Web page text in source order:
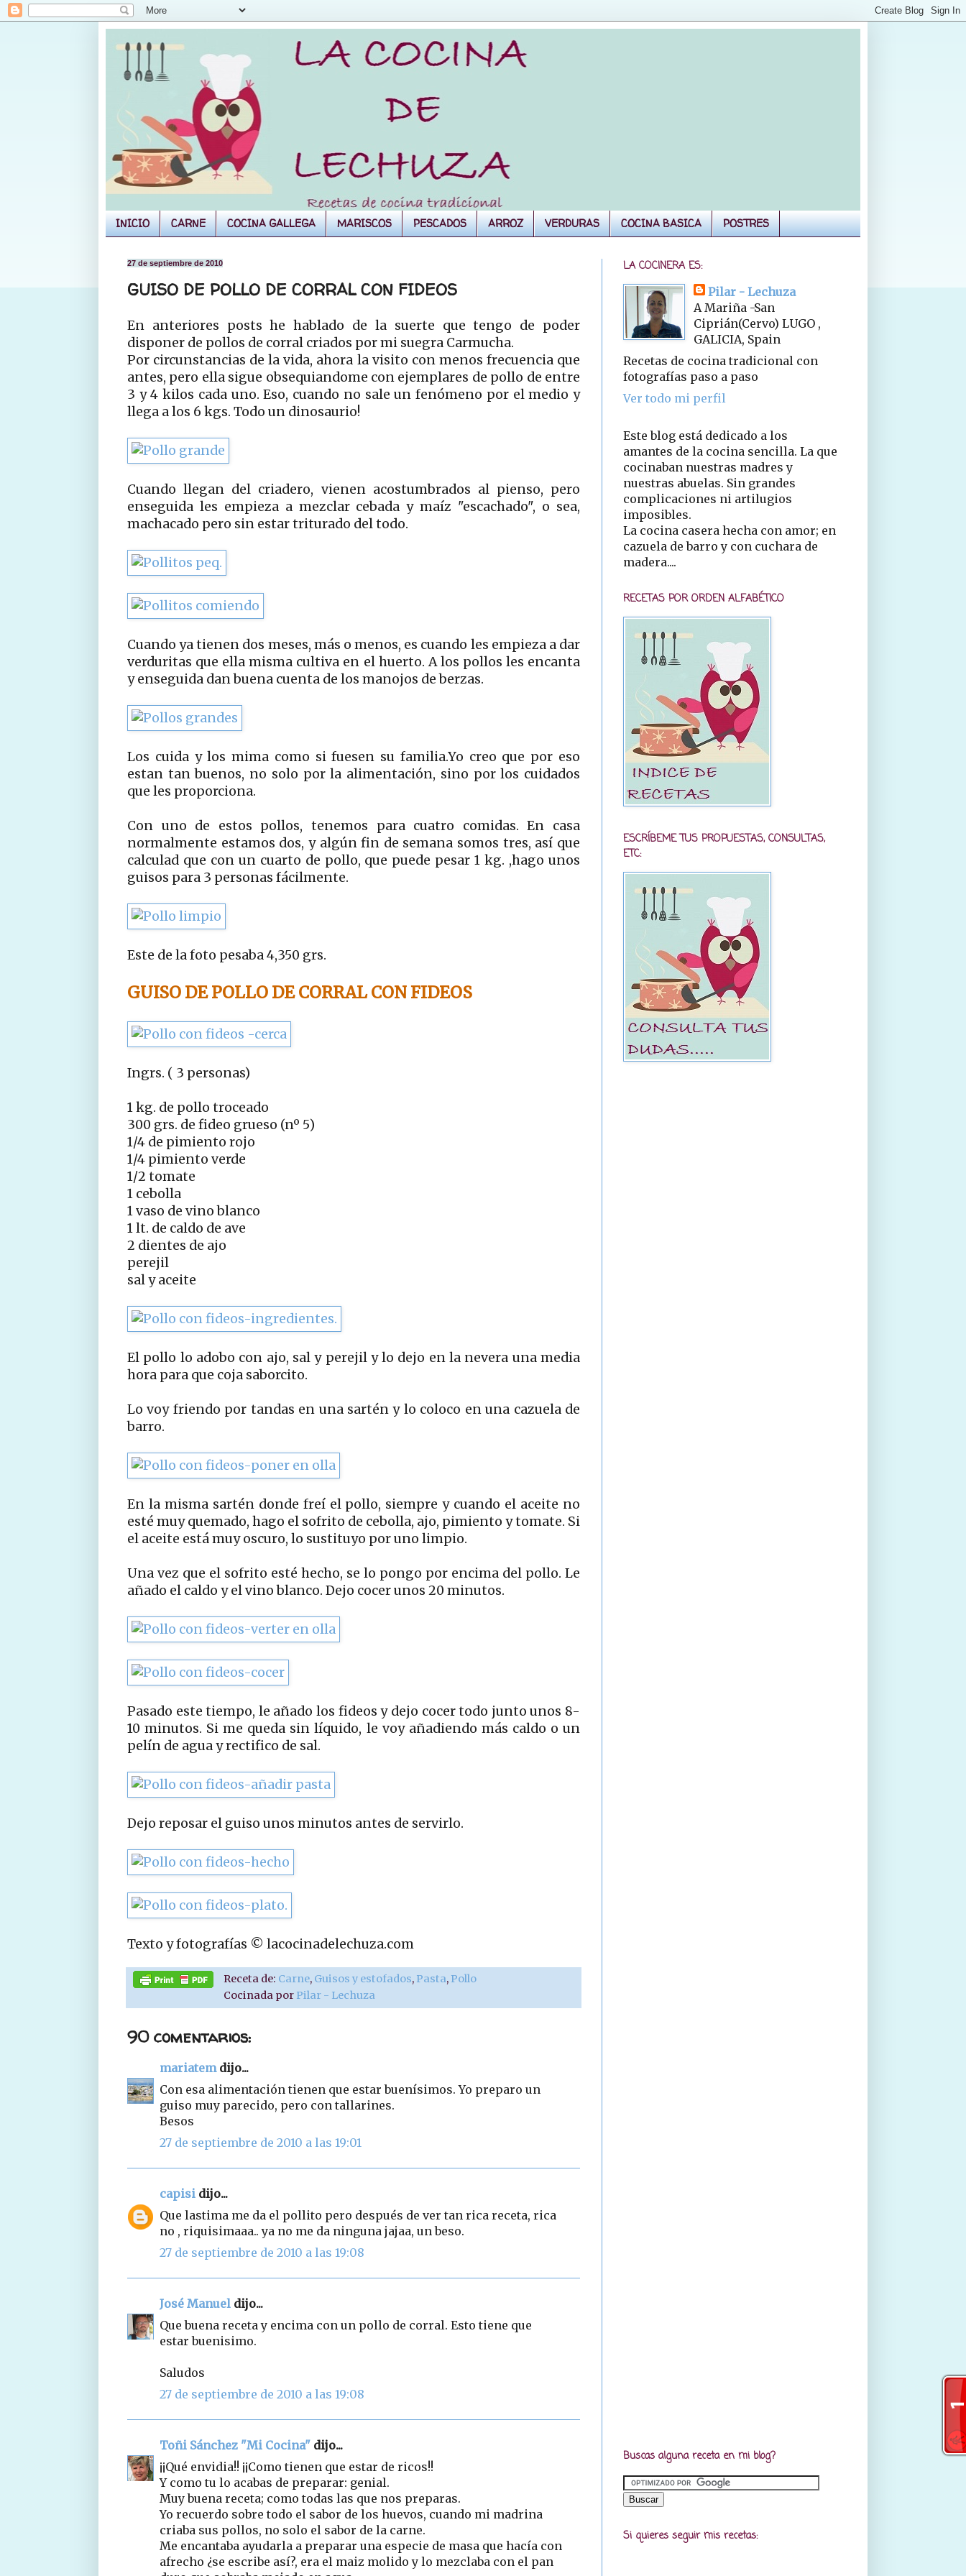
INICIO CARNE COCINA GALLEGA MARISCOS PESCADOS ARROZ VERDURAS COCINA BASICA POSTRES
27 de septiembre de 2010
GUISO DE POLLO DE CORRAL CON FIDEOS
En anteriores posts he hablado de la suerte que tengo de poder
disponer de pollos de corral criados por mi suegra Carmucha.
Por circunstancias de la vida, ahora la visito con menos frecuencia que
antes, pero ella sigue obsequiandome con ejemplares de pollo de entre
3 y 4 kilos cada uno. Eso, cuando no sale un fenómeno por el medio y
llega a los 6 kgs. Todo un dinosaurio!
Cuando llegan del criadero, vienen acostumbrados al pienso, pero
enseguida les empieza a mezclar cebada y maíz "escachado", o sea,
machacado pero sin estar triturado del todo.
Cuando ya tienen dos meses, más o menos, es cuando les empieza a dar
verduritas que ella misma cultiva en el huerto. A los pollos les encanta
y enseguida dan buena cuenta de los manojos de berzas.
Los cuida y los mima como si fuesen su familia.Yo creo que por eso
estan tan buenos, no solo por la alimentación, sino por los cuidados
que les proporciona.
Con uno de estos pollos, tenemos para cuatro comidas. En casa
normalmente estamos dos, y algún fin de semana somos tres, así que
calculad que con un cuarto de pollo, que puede pesar 1 kg. ,hago unos
guisos para 3 personas fácilmente.
Este de la foto pesaba 4,350 grs.
GUISO DE POLLO DE CORRAL CON FIDEOS
Ingrs. ( 3 personas)
1 kg. de pollo troceado
300 grs. de fideo grueso (nº 5)
1/4 de pimiento rojo
1/4 pimiento verde
1/2 tomate
1 cebolla
1 vaso de vino blanco
1 lt. de caldo de ave
2 dientes de ajo
perejil
sal y aceite
El pollo lo adobo con ajo, sal y perejil y lo dejo en la nevera una media
hora para que coja saborcito.
Lo voy friendo por tandas en una sartén y lo coloco en una cazuela de
barro.
En la misma sartén donde freí el pollo, siempre y cuando el aceite no
esté muy quemado, hago el sofrito de cebolla, ajo, pimiento y tomate. Si
el aceite está muy oscuro, lo sustituyo por uno limpio.
Una vez que el sofrito esté hecho, se lo pongo por encima del pollo. Le
añado el caldo y el vino blanco. Dejo cocer unos 20 minutos.
Pasado este tiempo, le añado los fideos y dejo cocer todo junto unos 8-
10 minutos. Si me queda sin líquido, le voy añadiendo más caldo o un
pelín de agua y rectifico de sal.
Dejo reposar el guiso unos minutos antes de servirlo.
Texto y fotografías © lacocinadelechuza.com
Receta de: Carne, Guisos y estofados, Pasta, Pollo
Cocinada por Pilar - Lechuza
90 comentarios:
mariatemdijo...
Con esa alimentación tienen que estar buenísimos. Yo preparo un
guiso muy parecido, pero con tallarines.
Besos
27 de septiembre de 2010 a las 19:01
capisi dijo...
Que lastima me da el pollito pero después de ver tan rica receta, rica
no , riquisimaaa.. ya no me da ninguna jajaa, un beso.
27 de septiembre de 2010 a las 19:08
José Manuel dijo...
Que buena receta y encima con un pollo de corral. Esto tiene que
estar buenisimo.
Saludos
27 de septiembre de 2010 a las 19:08
Toñi Sánchez "Mi Cocina" dijo...
¡¡Qué envidia!! ¡¡Como tienen que estar de ricos!!
Y como tu lo acabas de preparar: genial.
Muy buena receta; como todas las que nos preparas.
Yo recuerdo sobre todo el sabor de los huevos, cuando mi madrina
criaba sus pollos, no solo el sabor de la carne.
Me encantaba ayudarla a preparar una especie de masa que hacía con
afrecho ¿se escribe así?, era el maiz molido y lo mezclaba con el pan
LA COCINERA ES:
Pilar - Lechuza
A Mariña -San
Ciprián(Cervo) LUGO ,
GALICIA, Spain
Recetas de cocina tradicional con
fotografías paso a paso
Ver todo mi perfil
Este blog está dedicado a los
amantes de la cocina sencilla. La que
cocinaban nuestras madres y
nuestras abuelas. Sin grandes
complicaciones ni artilugios
imposibles.
La cocina casera hecha con amor; en
cazuela de barro y con cuchara de
madera....
RECETAS POR ORDEN ALFABÉTICO
ESCRÍBEME TUS PROPUESTAS, CONSULTAS,
ETC:
Buscas alguna receta en mi blog?
Si quieres seguir mis recetas: